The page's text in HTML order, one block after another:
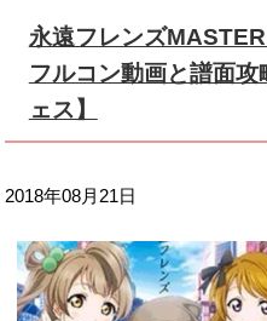
永遠フレンズ
フルコン動画と譜面
ェス】
2018年08月21日